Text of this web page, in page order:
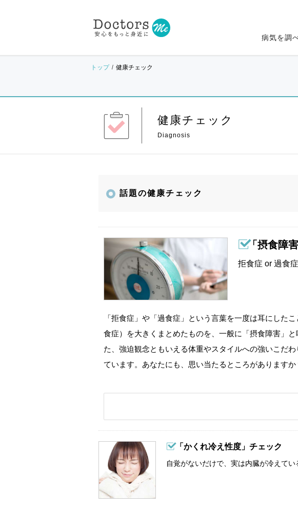
病気を調
トップ 健康チェック
健康チェック
話題の健康チェック
「摂食障
拒食症 or 過食
「拒食症」や「過食症」という言葉を一度は耳にした
食症）を大きくまとめたものを、一般に「摂食障害」
た、強迫観念ともいえる体重やスタイルへの強いこだ
ています。あなたにも、思い当たるところがあります
「かくれ冷え性度」チェック
自覚がないだけで、実は内臓が冷えてい